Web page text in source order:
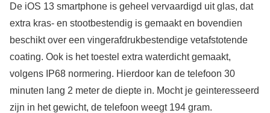
De iOS 13 smartphone is geheel vervaardigd uit glas, dat
extra kras- en stootbestendig is gemaakt en bovendien
beschikt over een vingerafdrukbestendige vetafstotende
coating. Ook is het toestel extra waterdicht gemaakt,
volgens IP68 normering. Hierdoor kan de telefoon 30
minuten lang 2 meter de diepte in. Mocht je geinteresseerd
zijn in het gewicht, de telefoon weegt 194 gram.